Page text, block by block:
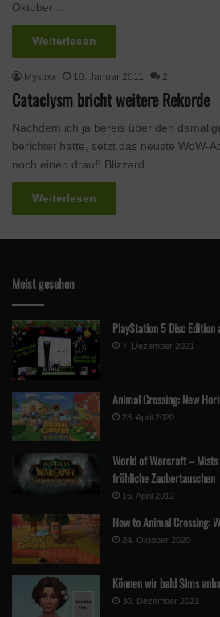
Oktober…
Weiterlesen
Mystixx 10. Januar 2011 2
Cataclysm bricht weitere Rekorde
Nachdem ich ja bereis über den
berichtet hatte, setzt das neuste WoW-
noch einen drauf! Blizzard…
Weiterlesen
Meist gesehen
PlayStation 5 Disc Edition
7. Dezember 2021
Animal Crossing: New
28. April 2020
World of Warcraft –
fröhliche Zaubertauschen
16. April 2012
How to Animal Crossing:
24. Oktober 2020
Können wir bald Sims
30. Dezember 2021